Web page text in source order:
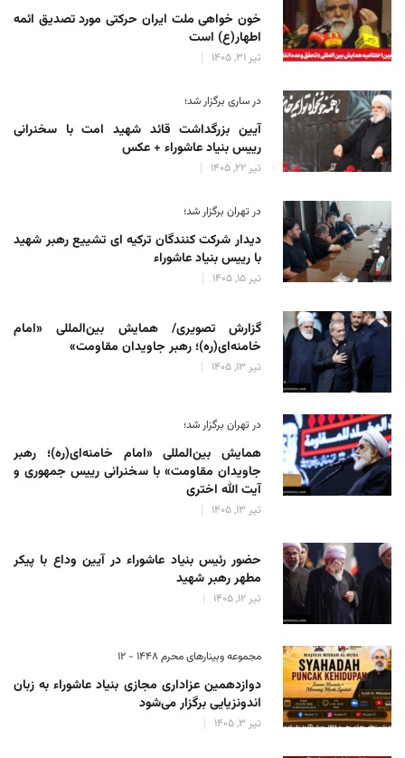
خون خواهی ملت ایران حرکتی مورد تصدیق ائمه
اطهار(ع) است
تیر 31, 1405
در ساری برگزار شد؛
آیین بزرگداشت قائد شهید امت با سخنرانی
رییس بنیاد عاشوراء + عکس
تیر 22, 1405
در تهران برگزار شد؛
دیدار شرکت کنندگان ترکیه ای تشییع رهبر شهید
با رییس بنیاد عاشوراء
تیر 15, 1405
گزارش تصویری/ همایش بین‌المللی «امام
خامنه‌ای(ره)؛ رهبر جاویدان مقاومت»
تیر 13, 1405
در تهران برگزار شد؛
همایش بین‌المللی «امام خامنه‌ای(ره)؛ رهبر
جاویدان مقاومت» با سخنرانی رییس جمهوری و
آیت الله اختری
تیر 13, 1405
حضور رئیس‌ بنیاد عاشوراء در آیین وداع با پیکر
مطهر رهبر شهید
تیر 12, 1405
مجموعه وبینارهای محرم 1448 - 12
دوازدهمین عزاداری مجازی بنیاد عاشوراء به زبان
اندونزیایی برگزار می‌شود
تیر 3, 1405